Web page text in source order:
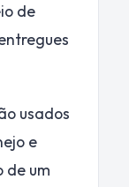
de
usados
e
de um